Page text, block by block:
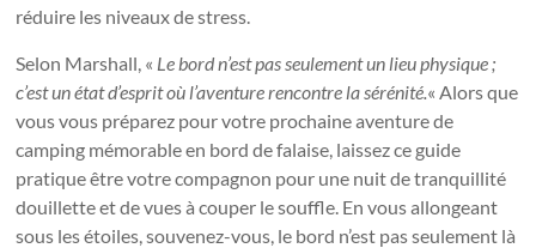
réduire les niveaux de stress.
Selon Marshall, « Le bord n’est pas seulement un lieu physique ;
c’est un état d’esprit où l’aventure rencontre la sérénité.« Alors que
vous vous préparez pour votre prochaine aventure de
camping mémorable en bord de falaise, laissez ce guide
pratique être votre compagnon pour une nuit de tranquillité
douillette et de vues à couper le souffle. En vous allongeant
sous les étoiles, souvenez-vous, le bord n’est pas seulement là